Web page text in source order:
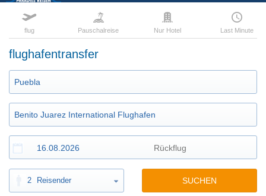
flug Pauschalreise Nur Hotel Last Minute
flughafentransfer
2 Reisender SUCHEN